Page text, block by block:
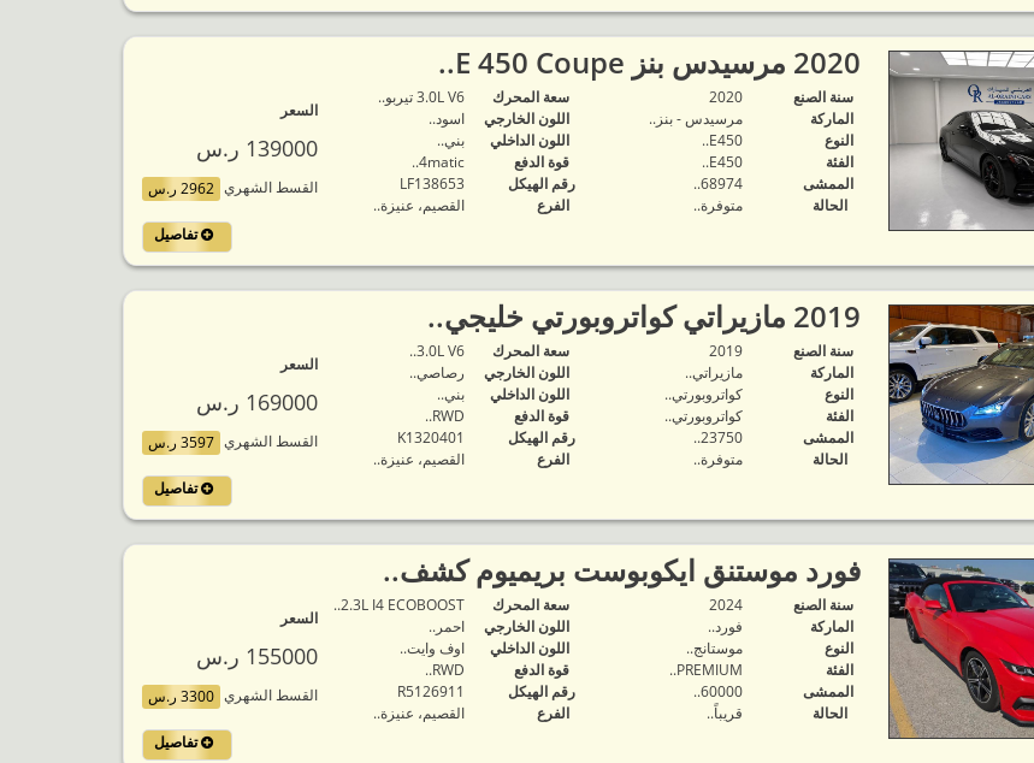
2020 مرسيدس بنز E 450 Coupe..
سنة الصنع
2020
الماركة
مرسيدس - بنز..
النوع
E450..
الفئة
E450..
الممشى
68974..
الحالة
متوفرة‬..
‬سعة المحرك
3.0L V6 تيربو..
اللون الخارجي
اسود..
اللون الداخلي
بني..
قوة الدفع
4matic..
رقم الهيكل
LF138653
الفرع
القصيم، عنيزة..
السعر
139000 ر.س
القسط الشهري 2962 ر.س
تفاصيل
2019 مازيراتي كواتروبورتي خليجي..
سنة الصنع
2019
الماركة
مازيراتي..
النوع
كواتروبورتي..
الفئة
كواتروبورتي..
الممشى
23750..
الحالة
متوفرة‬..
‬سعة المحرك
3.0L V6..
اللون الخارجي
رصاصي..
اللون الداخلي
بني..
قوة الدفع
RWD..
رقم الهيكل
K1320401
الفرع
القصيم، عنيزة..
السعر
169000 ر.س
القسط الشهري 3597 ر.س
تفاصيل
فورد موستنق ايكوبوست بريميوم كشف..
سنة الصنع
2024
الماركة
فورد..
النوع
موستانج..
الفئة
PREMIUM..
الممشى
60000..
الحالة
قريباً..
‬سعة المحرك
2.3L I4 ECOBOOST..
اللون الخارجي
احمر..
اللون الداخلي
اوف وايت..
قوة الدفع
RWD..
رقم الهيكل
R5126911
الفرع
القصيم، عنيزة..
السعر
155000 ر.س
القسط الشهري 3300 ر.س
تفاصيل